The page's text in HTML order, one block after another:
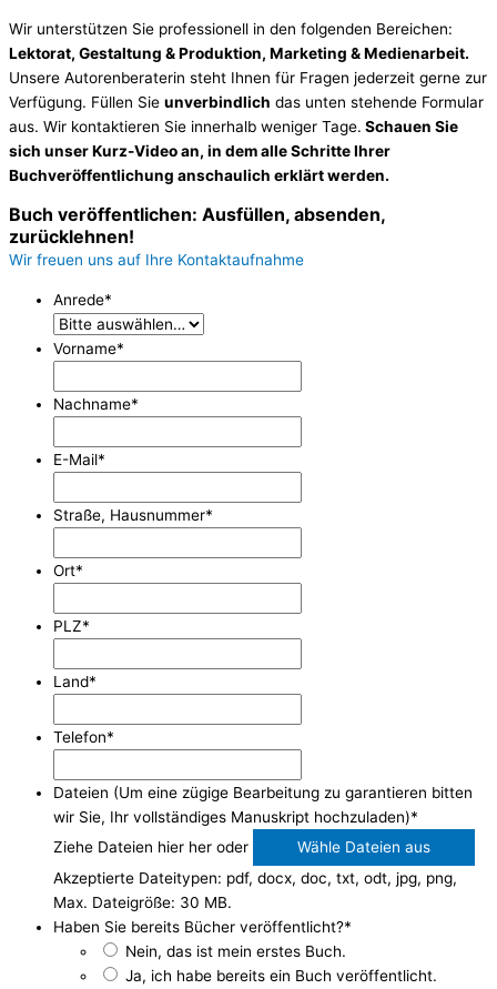
Wir unterstützen Sie professionell in den folgenden Bereichen:
Lektorat, Gestaltung & Produktion, Marketing & Medienarbeit.
Unsere Autorenberaterin steht Ihnen für Fragen jederzeit gerne zur
Verfügung. Füllen Sie unverbindlich das unten stehende Formular
aus. Wir kontaktieren Sie innerhalb weniger Tage. Schauen Sie
sich unser Kurz-Video an, in dem alle Schritte Ihrer
Buchveröffentlichung anschaulich erklärt werden.
Buch veröffentlichen: Ausfüllen, absenden,
zurücklehnen!
Wir freuen uns auf Ihre Kontaktaufnahme
Anrede*
Vorname*
Nachname*
E-Mail*
Straße, Hausnummer*
Ort*
PLZ*
Land*
Telefon*
Dateien (Um eine zügige Bearbeitung zu garantieren bitten
wir Sie, Ihr vollständiges Manuskript hochzuladen)*
Ziehe Dateien hier her oder
Wähle Dateien aus
Akzeptierte Dateitypen: pdf, docx, doc, txt, odt, jpg, png,
Max. Dateigröße: 30 MB.
Haben Sie bereits Bücher veröffentlicht?*
Nein, das ist mein erstes Buch.
Ja, ich habe bereits ein Buch veröffentlicht.